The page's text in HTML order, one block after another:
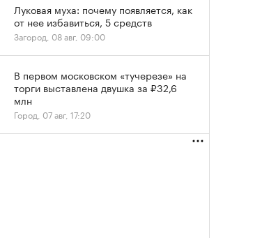
Луковая муха: почему появляется, как
от нее избавиться, 5 средств
Загород, 08 авг, 09:00
В первом московском «тучерезе» на
торги выставлена двушка за ₽32,6
млн
Город, 07 авг, 17:20